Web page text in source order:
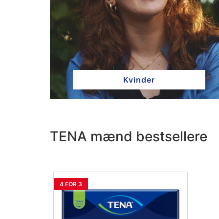
Kvinder
TENA mænd bestsellere
4 FOR 3